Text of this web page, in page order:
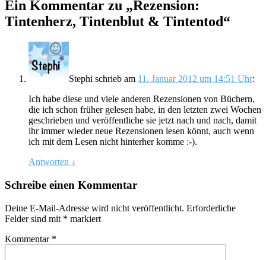
Ein Kommentar zu „Rezension:
Tintenherz, Tintenblut & Tintentod“
Stephi schrieb am 11. Januar 2012 um 14:51 Uhr:
Ich habe diese und viele anderen Rezensionen von Büchern,
die ich schon früher gelesen habe, in den letzten zwei Wochen
geschrieben und veröffentliche sie jetzt nach und nach, damit
ihr immer wieder neue Rezensionen lesen könnt, auch wenn
ich mit dem Lesen nicht hinterher komme :-).
Antworten ↓
Schreibe einen Kommentar
Deine E-Mail-Adresse wird nicht veröffentlicht. Erforderliche
Felder sind mit * markiert
Kommentar *